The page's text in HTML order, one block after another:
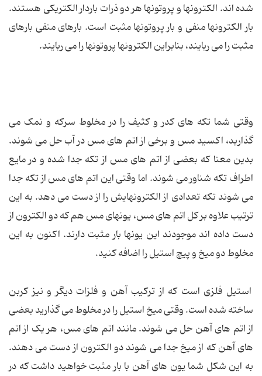
شده اند. الکترون‏ها و پروتون‏ها هر دو ذرات باردار الکتریکی هستند.
بار الکترون‏ها منفی و بار پروتون‏ها مثبت است. بارهای منفی بارهای
مثبت را می ربایند، بنابراین الکترون‏ها پروتون‏ها را می ربایند.
وقتی شما تکه های کدر و کثیف را در مخلوط سرکه و نمک می
گذارید، اکسید مس و برخی از اتم های مس در آب حل می شوند.
بدین معنا که بعضی از اتم های مس از تکه جدا شده و در مایع
اطراف تکه شناور می شوند. اما وقتی این اتم های مس از تکه جدا
می شوند تکه تعدادی از الکترون‏هایش را از دست می دهد. به این
ترتیب علاوه بر کل اتم های مس، یون‏های مس هم که دو الکترون از
دست داده اند موجودند این یون‏ها بار مثبت دارند. اکنون به این
مخلوط دو میخ و پیچ استیل را اضافه کنید.
استیل فلزی است که از ترکیب آهن و فلزات دیگر و نیز کربن
ساخته شده است. وقتی میخ استیل را در مخلوط می گذارید بعضی
از اتم های آهن حل می شوند. مانند اتم های مس، هر یک از اتم
های آهن که از میخ جدا می شوند دو الکترون از دست می دهند.
به این شکل شما یون های آهن با بار مثبت خواهید داشت که در